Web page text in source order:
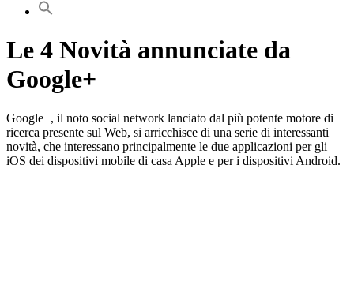
Le 4 Novità annunciate da
Google+
Google+, il noto social network lanciato dal più potente motore di
ricerca presente sul Web, si arricchisce di una serie di interessanti
novità, che interessano principalmente le due applicazioni per gli
iOS dei dispositivi mobile di casa Apple e per i dispositivi Android.